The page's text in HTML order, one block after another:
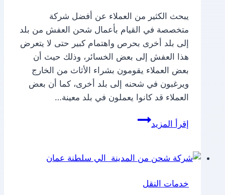
يبحث الكثير من العملاء عن أفضل شركة
متخصصة في القيام بأعمال شحن العفش من بلد
إلى بلد أخرى بحرص واهتمام كبير حتى لا يتعرض
هذا العفش إلى بعض الخسائر، وذلك حيث أن
بعض العملاء يقومون بشراء الأثاث من الخارج
ويرغبون في شحنه إلى بلد أخرى، كما أن بعض
العملاء قد كانوا يعملون في بلد معينة…
إقرأ المزيدشركة
الدمام
سلطنةخدمات النقل